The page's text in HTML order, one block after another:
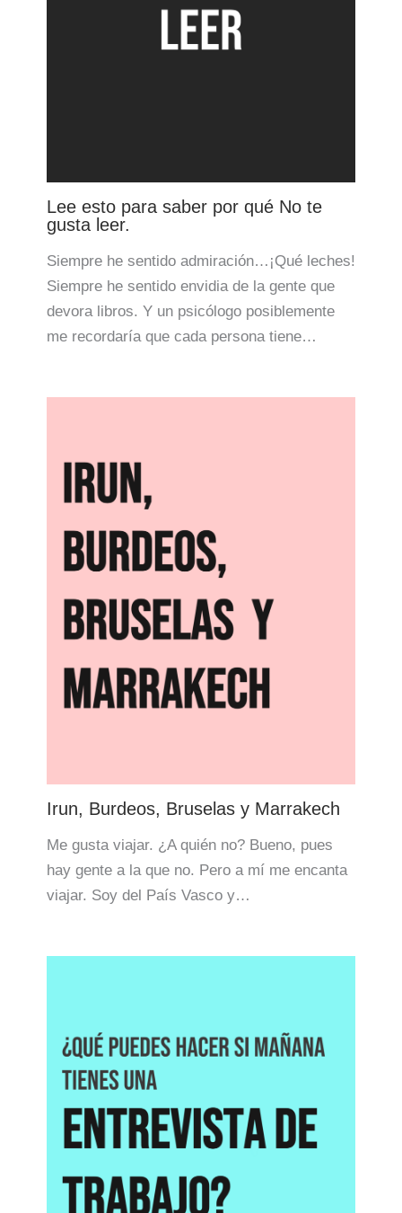
Lee esto para saber por qué No te
gusta leer.
Siempre he sentido admiración…¡Qué leches!
Siempre he sentido envidia de la gente que
devora libros. Y un psicólogo posiblemente
me recordaría que cada persona tiene…
Irun, Burdeos, Bruselas y Marrakech
Me gusta viajar. ¿A quién no? Bueno, pues
hay gente a la que no. Pero a mí me encanta
viajar. Soy del País Vasco y…